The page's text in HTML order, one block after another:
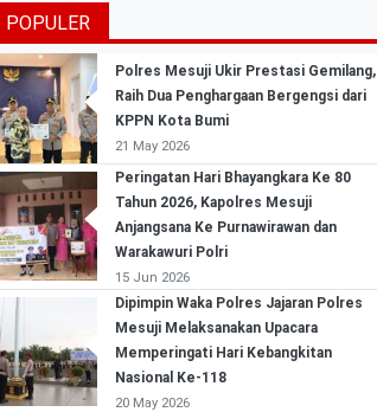
POPULER
Polres Mesuji Ukir Prestasi Gemilang,
Raih Dua Penghargaan Bergengsi dari
KPPN Kota Bumi
21 May 2026
Peringatan Hari Bhayangkara Ke 80
Tahun 2026, Kapolres Mesuji
Anjangsana Ke Purnawirawan dan
Warakawuri Polri
15 Jun 2026
Dipimpin Waka Polres Jajaran Polres
Mesuji Melaksanakan Upacara
Memperingati Hari Kebangkitan
Nasional Ke-118
20 May 2026